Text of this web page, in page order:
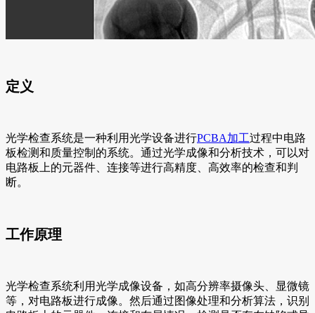
定义
光学检查系统是一种利用光学设备进行PCBA加工过程中电路
板检测和质量控制的系统。通过光学成像和分析技术，可以对
电路板上的元器件、连接等进行高精度、高效率的检查和判
断。
工作原理
光学检查系统利用光学成像设备，如高分辨率摄像头、显微镜
等，对电路板进行成像。然后通过图像处理和分析算法，识别